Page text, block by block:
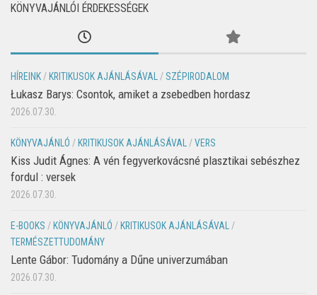
KÖNYVAJÁNLÓI ÉRDEKESSÉGEK
HÍREINK/ KRITIKUSOK AJÁNLÁSÁVAL/ SZÉPIRODALOM
Łukasz Barys: Csontok, amiket a zsebedben hordasz
2026.07.30.
KÖNYVAJÁNLÓ / KRITIKUSOK AJÁNLÁSÁVAL/VERS
Kiss Judit Ágnes: A vén fegyverkovácsné plasztikai sebészhez
fordul : versek
2026.07.30.
E-BOOKS / KÖNYVAJÁNLÓ / KRITIKUSOK AJÁNLÁSÁVAL/
TERMÉSZETTUDOMÁNY
Lente Gábor: Tudomány a Dűne univerzumában
2026.07.30.